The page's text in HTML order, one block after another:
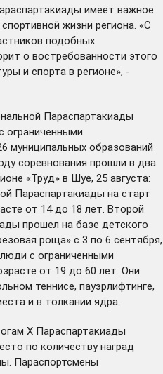
имеет важное
жизни региона. «С
подобных
о востребованности этого
и спорта в регионе», -
Параспартакиады
ограниченными
муниципальных образований
соревнования прошли в два
«Труд» в Шуе, 25 августа:
Параспартакиады на старт
от 14 до 18 лет. Второй
прошел на базе детского
роща» с 3 по 6 сентября,
с ограниченными
от 19 до 60 лет. Они
теннисе, пауэрлифтинге,
и в толкании ядра.
Х Параспартакиады
по количеству наград
Параспортсмены